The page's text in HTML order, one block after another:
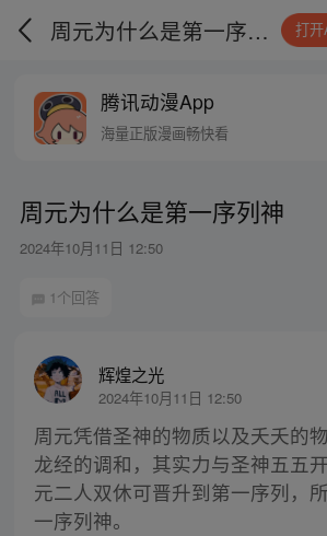
周元为什么是第一序列神 打
腾讯动漫App
海量正版漫画畅快看
周元为什么是第一序列神
2024年10月11日 12:50
1个回答
辉煌之光
2024年10月11日 12:50
周元凭借圣神的物质以及夭夭的
龙经的调和，其实力与圣神五五
元二人双休可晋升到第一序列，
一序列神。